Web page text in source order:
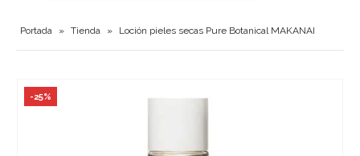
Portada » Tienda » Loción pieles secas Pure Botanical MAKANAI
-25%